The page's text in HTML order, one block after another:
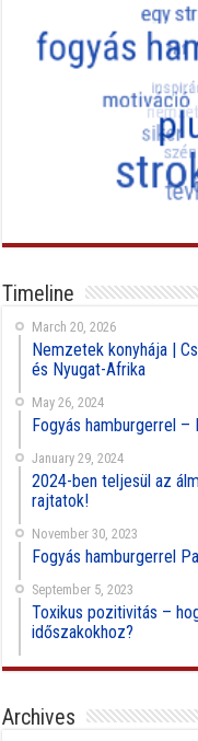
Timeline
March 20, 2026
Nemzetek konyhája |
és Nyugat-Afrika
May 26, 2024
Fogyás hamburgerrel
January 29, 2024
2024-ben teljesül az
rajtatok!
November 30, 2023
Fogyás hamburgerrel
September 5, 2023
Toxikus pozitivitás –
időszakokhoz?
Archives